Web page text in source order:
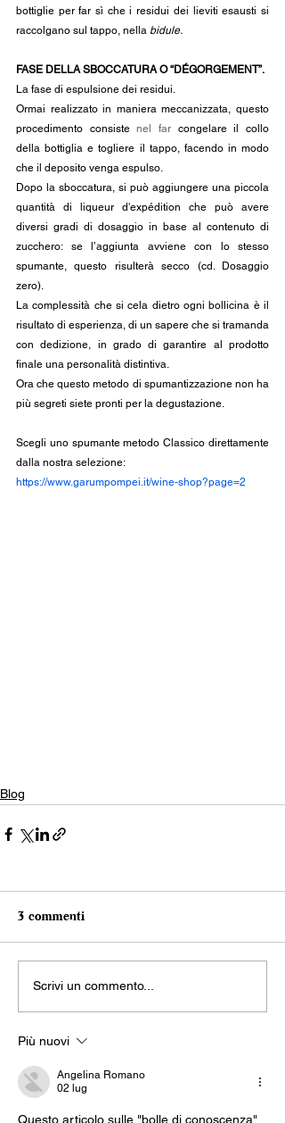
bottiglie per far sì che i residui dei lieviti esausti si
raccolgano sul tappo, nella bidule.
FASE DELLA SBOCCATURA O “DÉGORGEMENT”.
La fase di espulsione dei residui.
Ormai realizzato in maniera meccanizzata, questo
procedimento consiste nel far congelare il collo
della bottiglia e togliere il tappo, facendo in modo
che il deposito venga espulso.
Dopo la sboccatura, si può aggiungere una piccola
quantità di liqueur d'expédition che può avere
diversi gradi di dosaggio in base al contenuto di
zucchero: se l’aggiunta avviene con lo stesso
spumante, questo risulterà secco (cd. Dosaggio
zero).
La complessità che si cela dietro ogni bollicina è il
risultato di esperienza, di un sapere che si tramanda
con dedizione, in grado di garantire al prodotto
finale una personalità distintiva.
Ora che questo metodo di spumantizzazione non ha
più segreti siete pronti per la degustazione.
Scegli uno spumante metodo Classico direttamente
dalla nostra selezione:
https://www.garumpompei.it/wine-shop?page=2
Blog
3 commenti
Scrivi un commento...
Più nuovi
Angelina Romano
02 lug
Questo articolo sulle "bolle di conoscenza"